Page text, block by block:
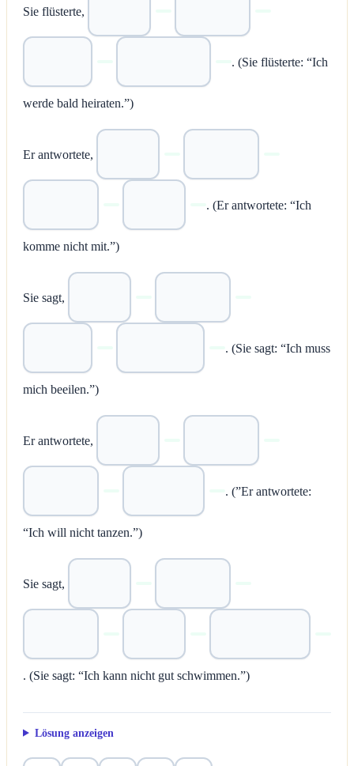
Sie flüsterte,
. (Sie flüsterte: “Ich
werde bald heiraten.”)
Er antwortete,
. (Er antwortete: “Ich
komme nicht mit.”)
Sie sagt,
. (Sie sagt: “Ich muss
mich beeilen.”)
Er antwortete,
. (”Er antwortete:
“Ich will nicht tanzen.”)
Sie sagt,
. (Sie sagt: “Ich kann nicht gut schwimmen.”)
Lösung anzeigen